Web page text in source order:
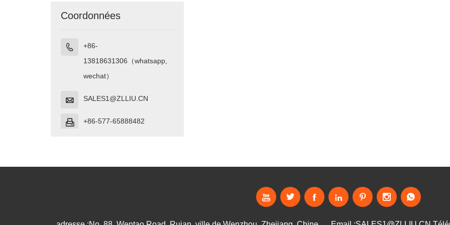
Coordonnées

+86-
13818631306（whatsapp,
wechat）
 SALES1@ZLLIU.CN
 +86-577-65888482
      